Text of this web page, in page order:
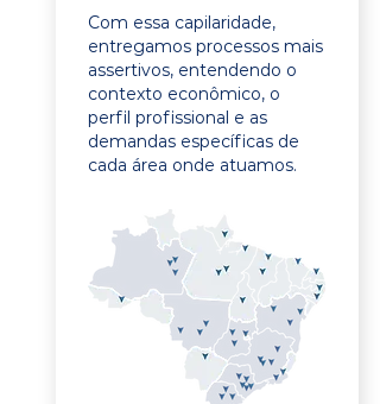
Com essa capilaridade,
entregamos processos mais
assertivos, entendendo o
contexto econômico, o
perfil profissional e as
demandas específicas de
cada área onde atuamos.